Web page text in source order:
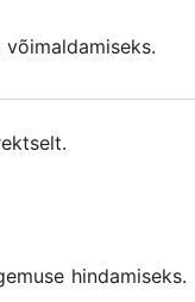
viidud teise
sisaldada:
hindamiseks.